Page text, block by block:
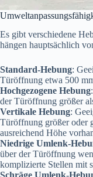
Es gibt verschiedene
hängen hauptsächlich
Standard-Hebung:
Türöffnung etwa 500
Hochgezogene Hebung
der Türöffnung größer
Vertikale Hebung:
Türöffnung größer oder
ausreichend Höhe
Niedrige Umlenk-
über der Türöffnung
komplizierte Stellen mit